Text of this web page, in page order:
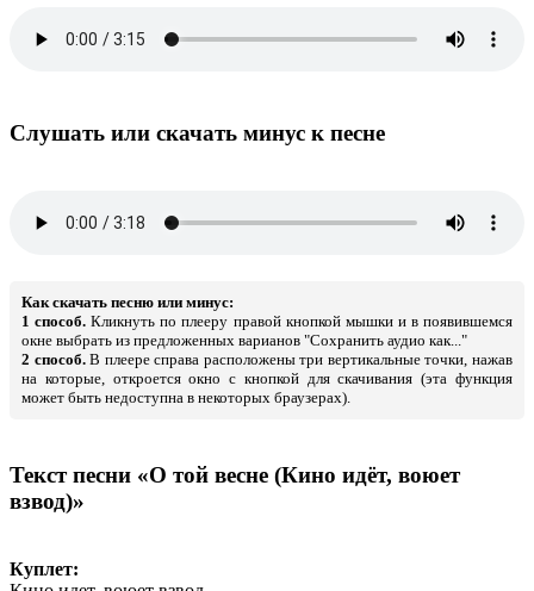
Слушать или скачать минус к песне
Как скачать песню или минус:
1 способ. Кликнуть по плееру правой кнопкой мышки и в появившемся
окне выбрать из предложенных варианов "Сохранить аудио как..."
2 способ.В плеере справа расположены три вертикальные точки, нажав
на которые, откроется окно с кнопкой для скачивания (эта функция
может быть недоступна в некоторых браузерах).
Текст песни «О той весне (Кино идёт, воюет
взвод)»
Куплет: